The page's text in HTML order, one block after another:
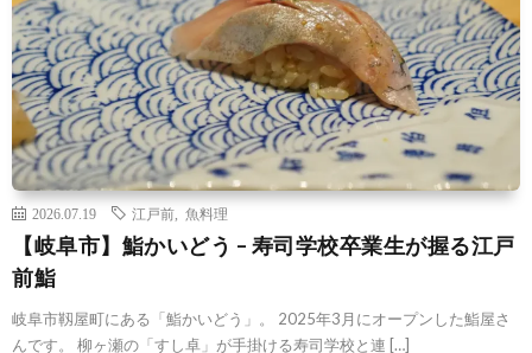
2026.07.19 江戸前 魚料理
【岐阜市】鮨かいどう – 寿司学校卒業生が握る江戸
前鮨
岐阜市靱屋町にある「鮨かいどう」。 2025年3月にオープンした鮨屋さ
んです。 柳ヶ瀬の「すし卓」が手掛ける寿司学校と連 […]